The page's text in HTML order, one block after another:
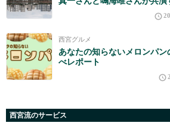
西宮グルメ
あなたの知らないメロンパ
べレポート
西宮流のサービス